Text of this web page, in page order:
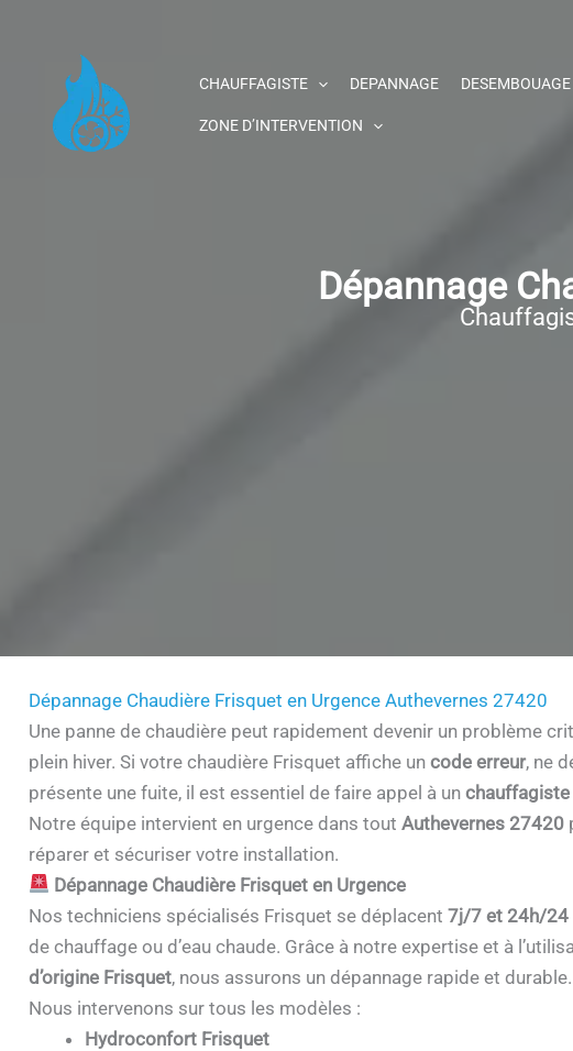
contenu
CHAUFFAGISTE DEPANNAGE DESEMBOUAGE
ZONE D’INTERVENTION
Dépannage
Dépannage Chaudière Frisquet en Urgence Authevernes 27420
Une panne de chaudière peut rapidement devenir un problème
plein hiver. Si votre chaudière Frisquet affiche un code erreur, ne
présente une fuite, il est essentiel de faire appel à un chauffagiste
Notre équipe intervient en urgence dans tout Authevernes 27420
réparer et sécuriser votre installation.
Dépannage Chaudière Frisquet en Urgence
Nos techniciens spécialisés Frisquet se déplacent 7j/7 et 24h/24
de chauffage ou d’eau chaude. Grâce à notre expertise et à
d’origine Frisquet, nous assurons un dépannage rapide et durable.
Nous intervenons sur tous les modèles :
Hydroconfort Frisquet